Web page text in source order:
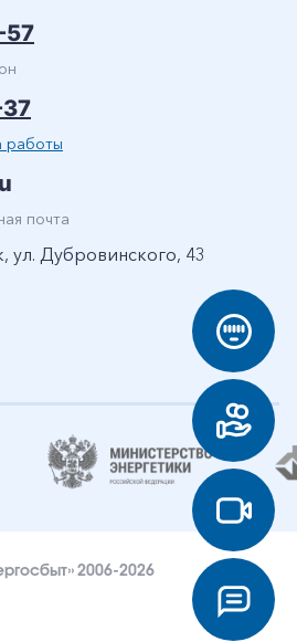
работы
почта
ул. Дубровинского, 43
2006-2026